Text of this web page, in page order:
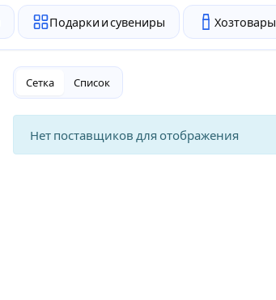
Подарки и сувениры Хозтовары
Сетка Список
Нет поставщиков для отображения